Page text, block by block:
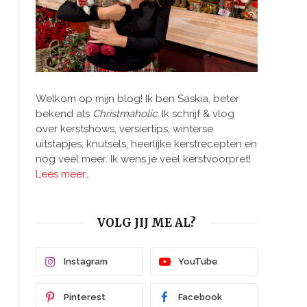
Welkom op mijn blog! Ik ben Saskia, beter
bekend als Christmaholic. Ik schrijf & vlog
over kerstshows, versiertips, winterse
uitstapjes, knutsels, heerlijke kerstrecepten en
nog veel meer. Ik wens je veel kerstvoorpret!
Lees meer…
VOLG JIJ ME AL?
Instagram YouTube
Pinterest Facebook